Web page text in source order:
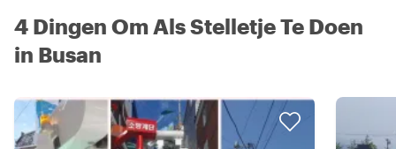
4 Dingen Om Als Stelletje Te Doen
in Busan